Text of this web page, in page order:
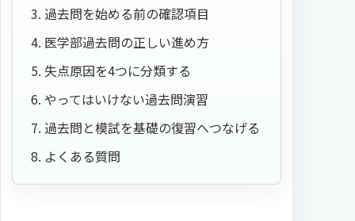
過去問を始める前の確認項目
医学部過去問の正しい進め方
失点原因を4つに分類する
やってはいけない過去問演習
過去問と模試を基礎の復習へつなげる
よくある質問